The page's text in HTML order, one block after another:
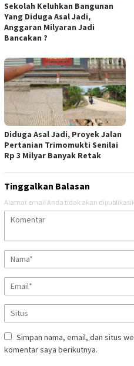
Sekolah Keluhkan Bangunan
Yang Diduga Asal Jadi,
Anggaran Milyaran Jadi
Bancakan ?
Diduga Asal Jadi, Proyek Jalan
Pertanian Trimomukti Senilai
Rp 3 Milyar Banyak Retak
Tinggalkan Balasan
Alamat email Anda tidak akan
Simpan nama, email, dan situs
komentar saya berikutnya.